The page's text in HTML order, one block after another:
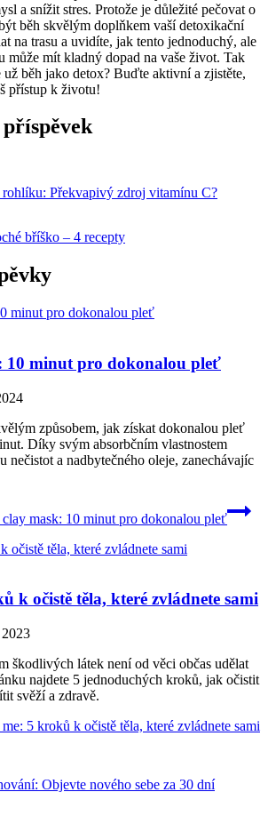
a snížit stres. Protože je důležité pečovat o
běh skvělým doplňkem vaší detoxikační
na trasu a uvidíte, jak tento jednoduchý, ale
může mít kladný dopad na vaše život. Tak
běh jako detox? Buďte aktivní a zjistěte,
přístup k životu!
Překvapivý zdroj vitamínu C?
bříško – 4 recepty
10 minut pro dokonalou pleť
způsobem, jak získat dokonalou pleť
Díky svým absorbčním vlastnostem
nečistot a nadbytečného oleje, zanechávajíc
mask: 10 minut pro dokonalou pleť
k očistě těla, které zvládnete sami
škodlivých látek není od věci občas udělat
najdete 5 jednoduchých kroků, jak očistit
svěží a zdravě.
5 kroků k očistě těla, které zvládnete sami